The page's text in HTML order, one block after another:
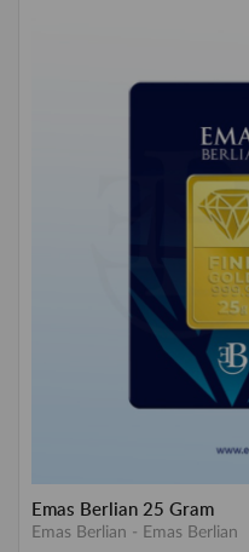
Emas Berlian 25 Gram
Emas Berlian - Emas Berlian